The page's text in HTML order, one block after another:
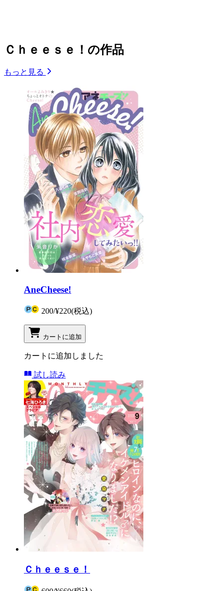
Ｃｈｅｅｓｅ！の作品
もっと見る
AneCheese!
200/¥220(税込)
カートに追加
カートに追加しました
試し読み
Ｃｈｅｅｓｅ！